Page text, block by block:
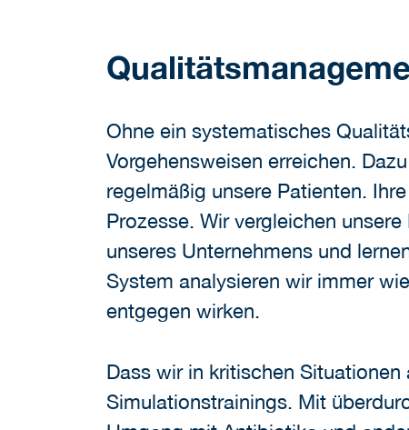
Ohne ein systematisches
Vorgehensweisen erreichen.
regelmäßig unsere Patienten.
Prozesse. Wir vergleichen
unseres Unternehmens und
System analysieren wir immer
entgegen wirken.
Dass wir in kritischen
Simulationstrainings. Mit